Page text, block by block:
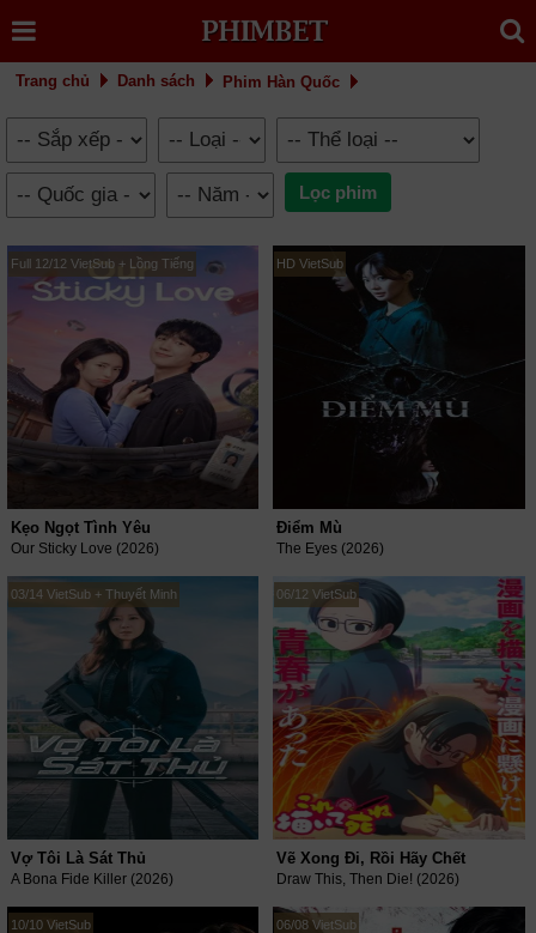
Trang chủ Danh sách Phim Hàn Quốc
Full 12/12 VietSub + Lồng Tiếng
Kẹo Ngọt Tình Yêu
Our Sticky Love (2026)
HD VietSub
Điểm Mù
The Eyes (2026)
03/14 VietSub + Thuyết Minh
Vợ Tôi Là Sát Thủ
A Bona Fide Killer (2026)
06/12 VietSub
Vẽ Xong Đi, Rồi Hãy Chết
Draw This, Then Die! (2026)
10/10 VietSub 06/08 VietSub